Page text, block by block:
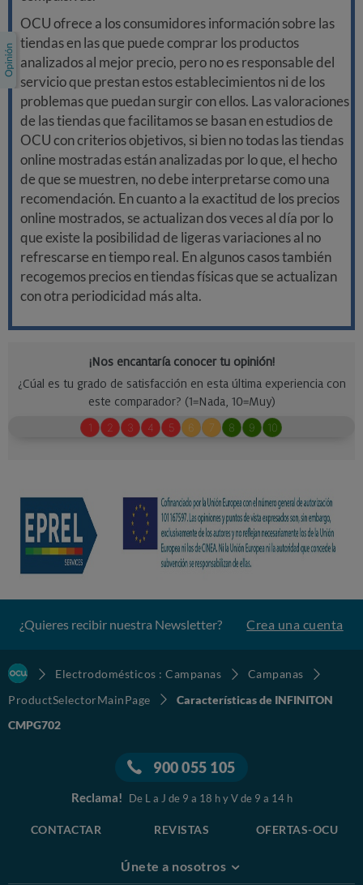
OCU ofrece a los consumidores información sobre las
tiendas en las que puede comprar los productos
analizados al mejor precio, pero no es responsable del
servicio que prestan estos establecimientos ni de los
problemas que puedan surgir con ellos. Las valoraciones
de las tiendas que facilitamos se basan en estudios de
OCU con criterios objetivos, si bien no todas las tiendas
online mostradas están analizadas por lo que, el hecho
de que se muestren, no debe interpretarse como una
recomendación. En cuanto a la exactitud de los precios
online mostrados, se actualizan dos veces al día por lo
que existe la posibilidad de ligeras variaciones al no
refrescarse en tiempo real. En algunos casos también
recogemos precios en tiendas físicas que se actualizan
con otra periodicidad más alta.
¿Quieres recibir nuestra Newsletter? Crea una cuenta
Electrodomésticos : Campanas
Campanas
ProductSelectorMainPage
Características de INFINITON
CMPG702
900 055 105
Reclama! De L a J de 9 a 18 h y V de 9 a 14 h
CONTACTAR REVISTAS OFERTAS-OCU
Únete a nosotros